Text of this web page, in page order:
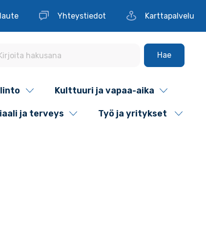
Yhteystiedot Karttapalvelu
Hae
Kulttuuri ja vapaa-aika
ja terveys Työ ja yritykset